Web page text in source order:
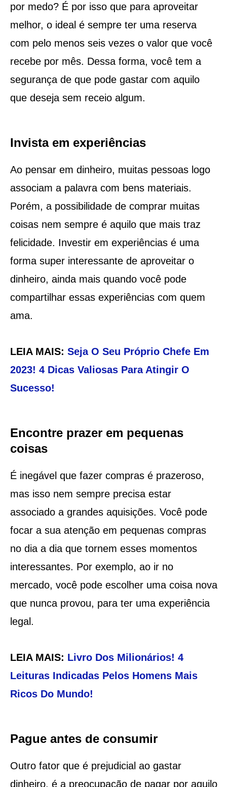
por medo? É por isso que para aproveitar
melhor, o ideal é sempre ter uma reserva
com pelo menos seis vezes o valor que você
recebe por mês. Dessa forma, você tem a
segurança de que pode gastar com aquilo
que deseja sem receio algum.
Invista em experiências
Ao pensar em dinheiro, muitas pessoas logo
associam a palavra com bens materiais.
Porém, a possibilidade de comprar muitas
coisas nem sempre é aquilo que mais traz
felicidade. Investir em experiências é uma
forma super interessante de aproveitar o
dinheiro, ainda mais quando você pode
compartilhar essas experiências com quem
ama.
LEIA MAIS: Seja O Seu Próprio Chefe Em
2023! 4 Dicas Valiosas Para Atingir O
Sucesso!
Encontre prazer em pequenas
coisas
É inegável que fazer compras é prazeroso,
mas isso nem sempre precisa estar
associado a grandes aquisições. Você pode
focar a sua atenção em pequenas compras
no dia a dia que tornem esses momentos
interessantes. Por exemplo, ao ir no
mercado, você pode escolher uma coisa nova
que nunca provou, para ter uma experiência
legal.
LEIA MAIS: Livro Dos Milionários! 4
Leituras Indicadas Pelos Homens Mais
Ricos Do Mundo!
Pague antes de consumir
Outro fator que é prejudicial ao gastar
dinheiro, é a preocupação de pagar por aquilo